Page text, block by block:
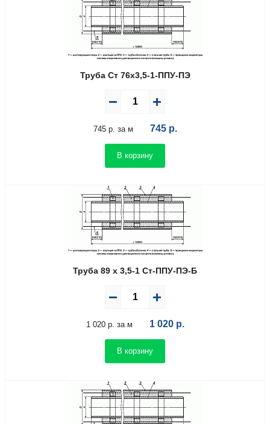
Труба Ст 76х3,5-1-ППУ-ПЭ
745 р. за м 745р.
В корзину
Труба 89 х 3,5-1 Ст-ППУ-ПЭ-Б
1 020 р. за м 1 020р.
В корзину